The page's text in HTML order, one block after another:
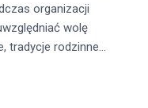
organizacji
wolę
tradycje rodzinne…